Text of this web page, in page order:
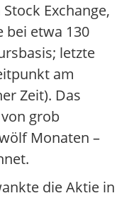
Exchange,
bei etwa 130
letzte
am
Zeit). Das
grob
Monaten –
die Aktie in